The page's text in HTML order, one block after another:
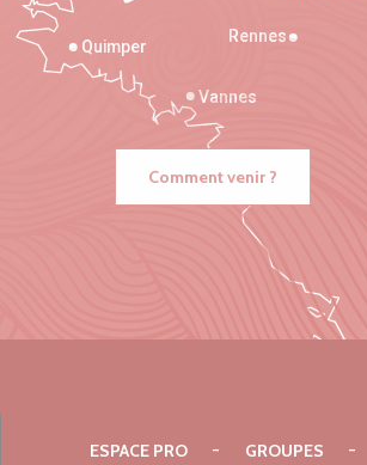
Rennes
Vannes
Quimper
Comment venir ?
ESPACE PRO GROUPES